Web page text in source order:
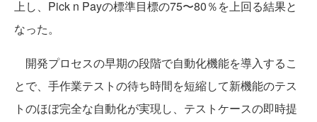
上し、Pick n Payの標準目標の75〜80％を上回る結果と
なった。
開発プロセスの早期の段階で自動化機能を導入するこ
とで、手作業テストの待ち時間を短縮して新機能のテス
トのほぼ完全な自動化が実現し、テストケースの即時提